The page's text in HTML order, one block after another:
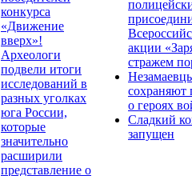
конкурса
«Движение
вверх»!
Археологи
подвели итоги
исследований в
разных уголках
юга России,
которые
значительно
расширили
представление о
акции
стражем
сохраняют
о героях
Сладкий
запущен